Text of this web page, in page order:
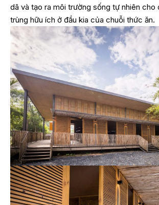
dã và tạo ra môi trường sống tự nhiên cho
trùng hữu ích ở đầu kia của chuỗi thức ăn.